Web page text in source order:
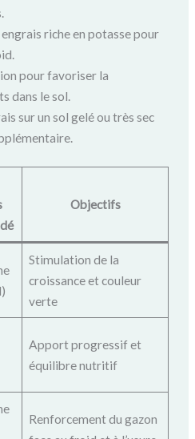
riche en potasse pour
pour favoriser la
dans le sol.
sur un sol gelé ou très sec
Objectifs
Stimulation de la
croissance et couleur
verte
Apport progressif et
équilibre nutritif
Renforcement du gazon